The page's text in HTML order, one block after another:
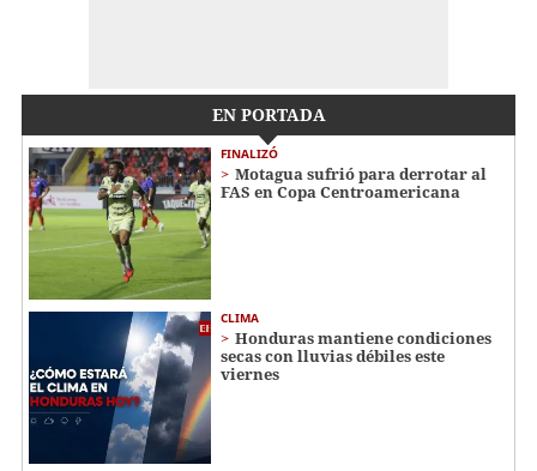
EN PORTADA
FINALIZÓ
Motagua sufrió para derrotar al
FAS en Copa Centroamericana
CLIMA
Honduras mantiene condiciones
secas con lluvias débiles este
viernes